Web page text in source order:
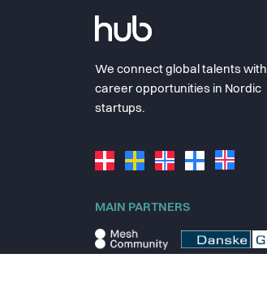
We connect global talents with
career opportunities in Nordic
startups.
MAIN PARTNERS